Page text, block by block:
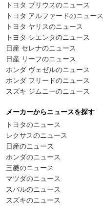
トヨタ プリウスのニュース
トヨタ アルファードのニュース
トヨタ ヤリスのニュース
トヨタ シエンタのニュース
日産 セレナのニュース
日産 リーフのニュース
ホンダ ヴェゼルのニュース
ホンダ フリードのニュース
スズキ ジムニーのニュース
メーカーからニュースを探す
トヨタのニュース
レクサスのニュース
日産のニュース
ホンダのニュース
三菱のニュース
マツダのニュース
スバルのニュース
スズキのニュース